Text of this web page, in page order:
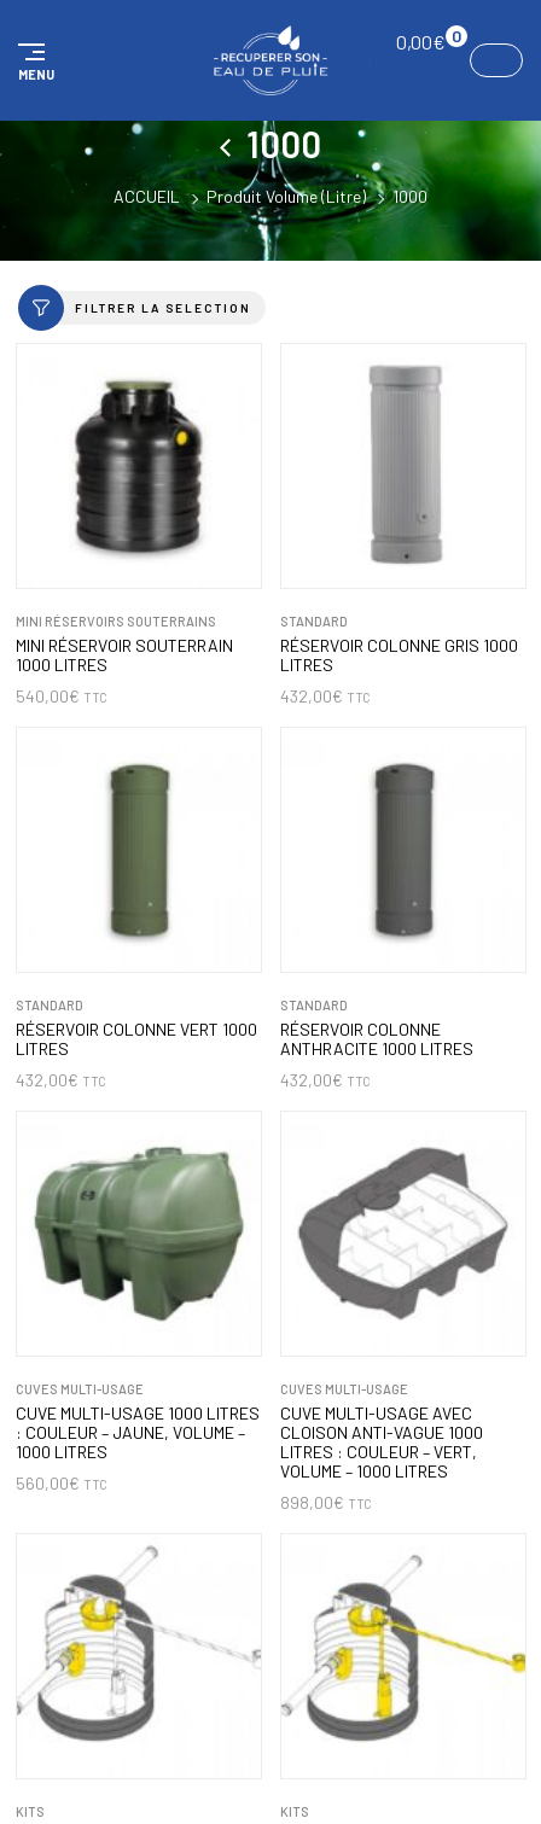
MENU
0,00€ 0
1000
ACCUEIL Produit Volume (Litre) 1000
FILTRER LA SELECTION
MINI RÉSERVOIRS SOUTERRAINS
MINI RÉSERVOIR SOUTERRAIN
1000 LITRES
540,00€ TTC
STANDARD
RÉSERVOIR COLONNE GRIS 1000
LITRES
432,00€ TTC
STANDARD
RÉSERVOIR COLONNE VERT 1000
LITRES
432,00€ TTC
STANDARD
RÉSERVOIR COLONNE
ANTHRACITE 1000 LITRES
432,00€ TTC
CUVES MULTI-USAGE
CUVE MULTI-USAGE 1000 LITRES
: COULEUR – JAUNE, VOLUME –
1000 LITRES
560,00€ TTC
CUVES MULTI-USAGE
CUVE MULTI-USAGE AVEC
CLOISON ANTI-VAGUE 1000
LITRES : COULEUR – VERT,
VOLUME – 1000 LITRES
898,00€ TTC
KITS KITS